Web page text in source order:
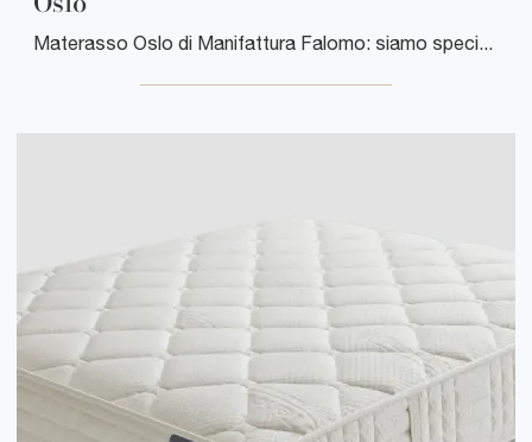
Materasso Oslo di Manifattura Falomo: siamo specialisti del buon sonno! Ottieni informazioni sui Materassi a molle matrimoniali.